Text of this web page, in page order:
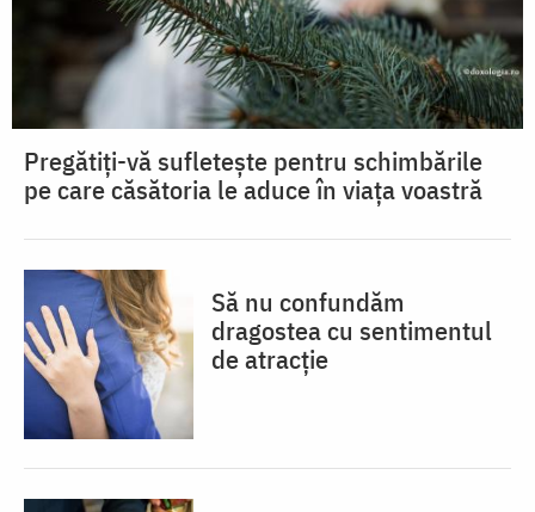
Pregătiți-vă sufletește pentru schimbările
pe care căsătoria le aduce în viața voastră
Să nu confundăm
dragostea cu sentimentul
de atracție